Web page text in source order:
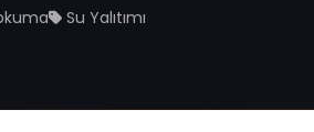
Su Yalıtımı